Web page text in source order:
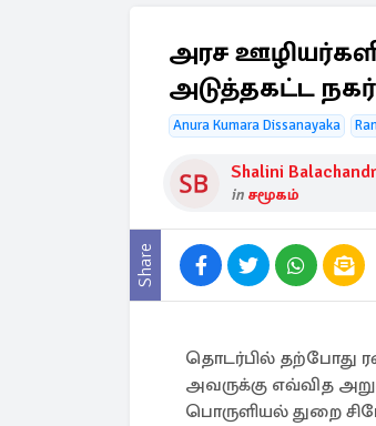
அரச
அடுத்தகட்ட
Anura Kumara Dissanayaka
Shalini
in சமூகம்
Share
தொடர்பில் தற்போது
அவருக்கு எவ்வித
பொருளியல் துறை